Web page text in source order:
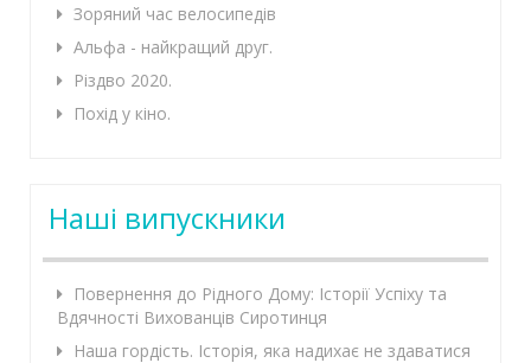
Зоряний час велосипедів
Альфа - найкращий друг.
Різдво 2020.
Похід у кіно.
Наші випускники
Повернення до Рідного Дому: Історії Успіху та
Вдячності Вихованців Сиротинця
Наша гордість. Історія, яка надихає не здаватися